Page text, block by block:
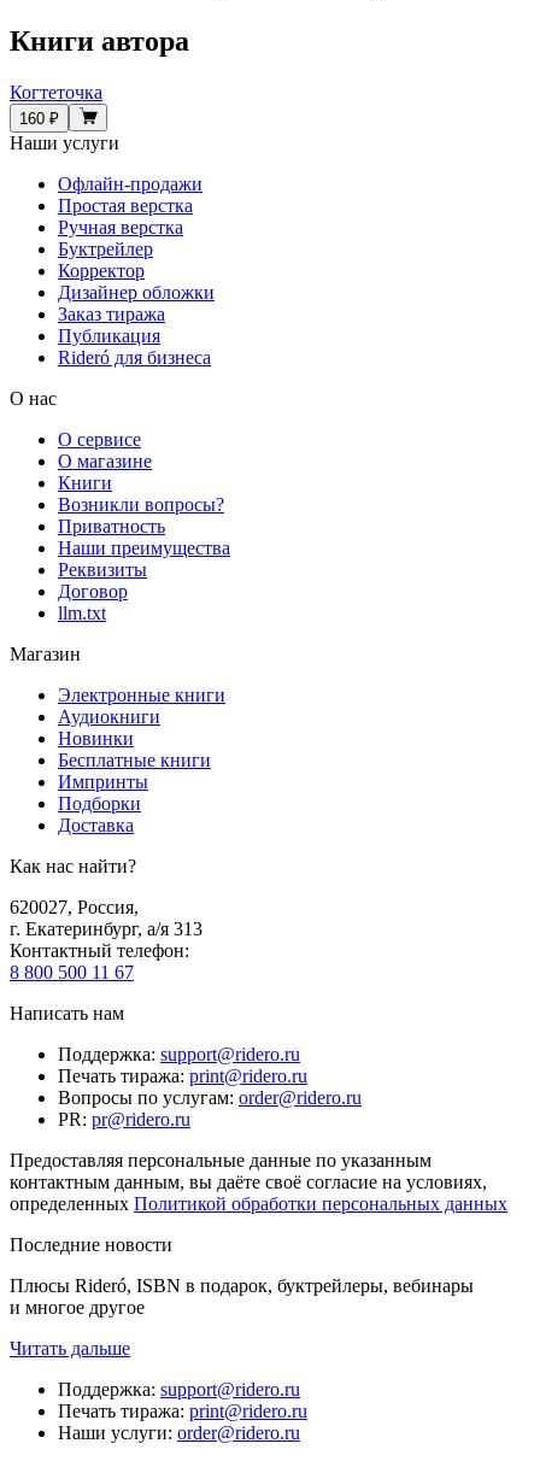
Книги автора
Когтеточка
160 ₽
Наши услуги
Офлайн-продажи
Простая верстка
Ручная верстка
Буктрейлер
Корректор
Дизайнер обложки
Заказ тиража
Публикация
Rideró для бизнеса
О нас
О сервисе
О магазине
Книги
Возникли вопросы?
Приватность
Наши преимущества
Реквизиты
Договор
llm.txt
Магазин
Электронные книги
Аудиокниги
Новинки
Бесплатные книги
Импринты
Подборки
Доставка
Как нас найти?
620027, Россия,
г. Екатеринбург, а/я 313
Контактный телефон:
8 800 500 11 67
Написать нам
Поддержка: support@ridero.ru
Печать тиража: print@ridero.ru
Вопросы по услугам: order@ridero.ru
PR: pr@ridero.ru
Предоставляя персональные данные по указанным
контактным данным, вы даёте своё согласие на условиях,
определенных Политикой обработки персональных данных
Последние новости
Плюсы Rideró, ISBN в подарок, буктрейлеры, вебинары
и многое другое
Читать дальше
Поддержка: support@ridero.ru
Печать тиража: print@ridero.ru
Наши услуги: order@ridero.ru